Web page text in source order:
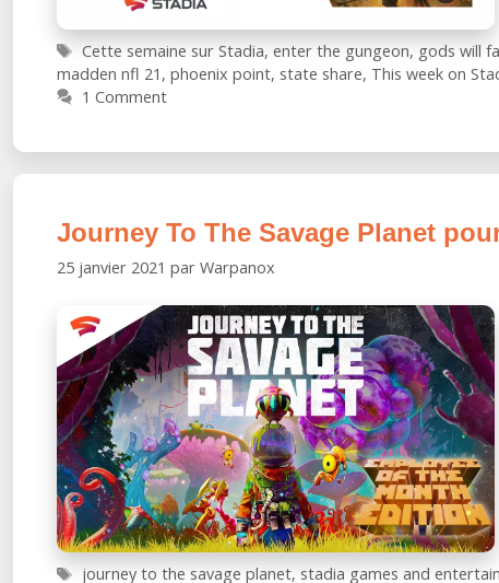
Étiquettes
Cette semaine sur Stadia,enter the gungeon, gods will
madden nfl 21 , phoenix point, state share, This week on
1 Comment
Journey To The Savage Planet
25 janvier 2021 par Warpanox
Étiquettes
journey to the savage planet, stadia games and